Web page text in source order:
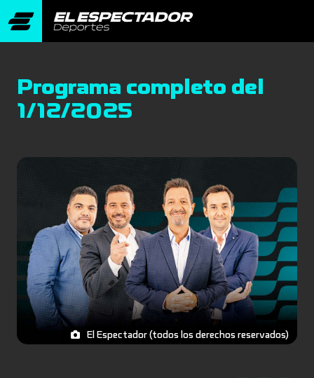
Programa completo del
1/12/2025
El Espectador (todos los derechos reservados)